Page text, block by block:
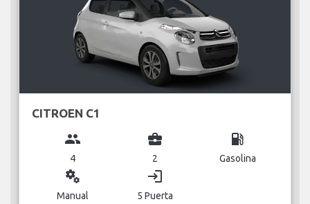
CITROEN C1
group
4
business_center
2
local_gas_station
Gasolina
miscellaneous_services
Manual
login
5 Puerta